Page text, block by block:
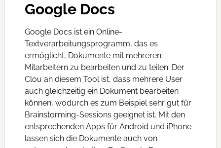
Google Docs
Google Docs ist ein Online-
Textverarbeitungsprogramm, das es
ermöglicht, Dokumente mit mehreren
Mitarbeitern zu bearbeiten und zu teilen. Der
Clou an diesem Tool ist, dass mehrere User
auch gleichzeitig ein Dokument bearbeiten
können, wodurch es zum Beispiel sehr gut für
Brainstorming-Sessions geeignet ist. Mit den
entsprechenden Apps für Android und iPhone
lassen sich die Dokumente auch von